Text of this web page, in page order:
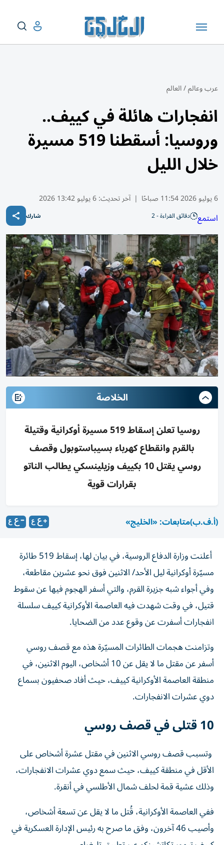
عرب وعالم/العالم
انفجارات هائلة في كييف..
وروسيا: أسقطنا 519 مسيرة
خلال الليل
6 يوليو 2026 11:54 صباحًا | آخر تحديث:6 يوليو 13:42 2026
استمع دقائق القراءة - 2 شارك
الخلاصة
روسيا تعلن إسقاط 519 مسيرة أوكرانية وقتيلة
بالقرم وانقطاع كهرباء بسيباستوبول وقصف
روسي يقتل 10 بكييف وزيلينسكي يطالب الناتو
بقرارات قوية
(أ.ف.ب)متابعات: «الخليج»
أعلنت وزارة الدفاع الروسية، في بيان لها، إسقاط 519 طائرة
مسيّرة أوكرانية ليل الأحد/ الاثنين فوق نحو عشرين مقاطعة،
وفي أجواء شبه جزيرة القرم، والتي أسفر الهجوم فيها عن سقوط
قتيل، في وقت شهدت فيه العاصمة الأوكرانية كييف سلسلة
انفجارات أسفرت عن وقوع عدد من الضحايا.
وتزامنت هجمات الطائرات المسيّرة هذه مع قصف روسي
أسفر عن مقتل ما لا يقل عن 10 أشخاص، اليوم الاثنين، في
منطقة العاصمة الأوكرانية كييف، حيث أفاد صحفيون بسماع
دوي عشرات الانفجارات.
10 قتلى في قصف روسي
وتسبب قصف روسي الاثنين في مقتل عشرة أشخاص على
الأقل في منطقة كييف، حيث سمع دوي عشرات الانفجارات،
وذلك عشية قمة لحلف شمال الأطلسي في أنقرة.
ففي العاصمة الأوكرانية، قُتل ما لا يقل عن تسعة أشخاص،
وأصيب 46 آخرون، وفق ما صرح به رئيس الإدارة العسكرية في